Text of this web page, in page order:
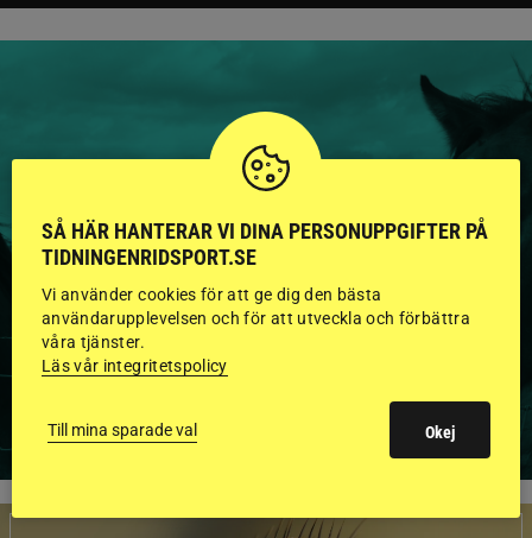
HINGSTAR ONLINE
GODKÄNDA HINGSTAR I
FLERA KATEGORIER MED
BILDER OCH FAKTA
SÅ HÄR HANTERAR VI DINA PERSONUPPGIFTER PÅ
TIDNINGENRIDSPORT.SE
Vi använder cookies för att ge dig den bästa
användarupplevelsen och för att utveckla och förbättra
våra tjänster.
Läs vår integritetspolicy
Till mina sparade val Okej